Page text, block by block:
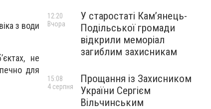
з води
не
для
У старостаті Кам’янець-
Подільської громади
відкрили меморіал
загиблим захисникам
12:20
Вчора
Прощання із Захисником
України Сергієм
Вільчинським
15:08
4 серпня